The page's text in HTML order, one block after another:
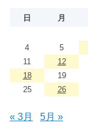
日 月
4
5
11
12
18
19
25
26
« 3月 5月 »